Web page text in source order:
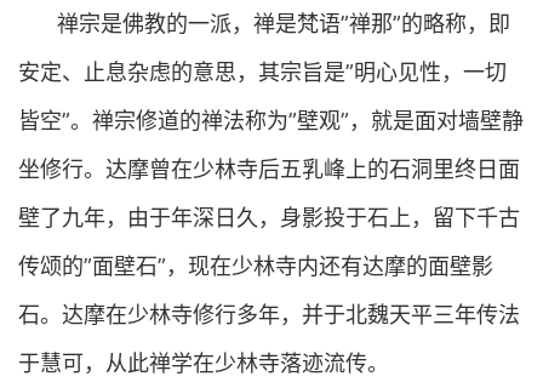
禅宗是佛教的一派，禅是梵语”禅那”的略称，即
安定、止息杂虑的意思，其宗旨是”明心见性，一切
皆空”。禅宗修道的禅法称为”壁观”，就是面对墙壁静
坐修行。达摩曾在少林寺后五乳峰上的石洞里终日面
壁了九年，由于年深日久，身影投于石上，留下千古
传颂的”面壁石”，现在少林寺内还有达摩的面壁影
石。达摩在少林寺修行多年，并于北魏天平三年传法
于慧可，从此禅学在少林寺落迹流传。